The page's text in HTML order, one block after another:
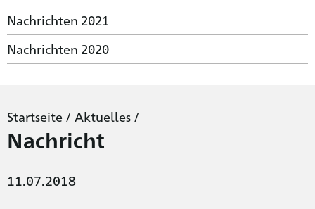
Nachrichten 2021
Nachrichten 2020
Startseite / Aktuelles /
Nachricht
11.07.2018